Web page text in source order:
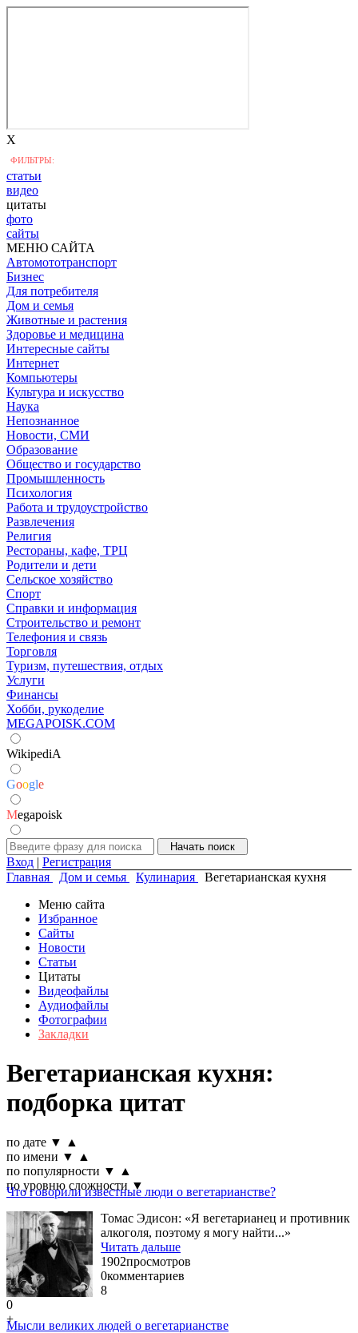
X
ФИЛЬТРЫ:
статьи
видео
цитаты
фото
сайты
МЕНЮ САЙТА
Автомототранспорт
Бизнес
Для потребителя
Дом и семья
Животные и растения
Здоровье и медицина
Интересные сайты
Интернет
Компьютеры
Культура и искусство
Наука
Непознанное
Новости, СМИ
Образование
Общество и государство
Промышленность
Психология
Работа и трудоустройство
Развлечения
Религия
Рестораны, кафе, ТРЦ
Родители и дети
Сельское хозяйство
Спорт
Справки и информация
Строительство и ремонт
Телефония и связь
Торговля
Туризм, путешествия, отдых
Услуги
Финансы
Хобби, рукоделие
MEGAPOISK.COM
WikipediA
Google
Megapoisk
Вход | Регистрация
Главная
Дом и семья Кулинария
Вегетарианская кухня
Меню сайта
Избранное
Сайты
Новости
Статьи
Цитаты
Видеофайлы
Аудиофайлы
Фотографии
Закладки
Вегетарианская кухня:
подборка цитат
по дате ▼
▲
по имени ▼
▲
по популярности ▼
▲
по уровню сложности ▼
Что говорили известные люди о вегетарианстве?
Томас Эдисон: «Я вегетарианец и противник
алкоголя, поэтому я могу найти...»
Читать дальше
1902просмотров
0комментариев
8
0
+
Мысли великих людей о вегетарианстве